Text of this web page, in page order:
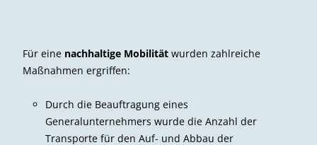
Für eine nachhaltige Mobilität wurden zahlreiche
Maßnahmen ergriffen:
Durch die Beauftragung eines
Generalunternehmers wurde die Anzahl der
Transporte für den Auf- und Abbau der